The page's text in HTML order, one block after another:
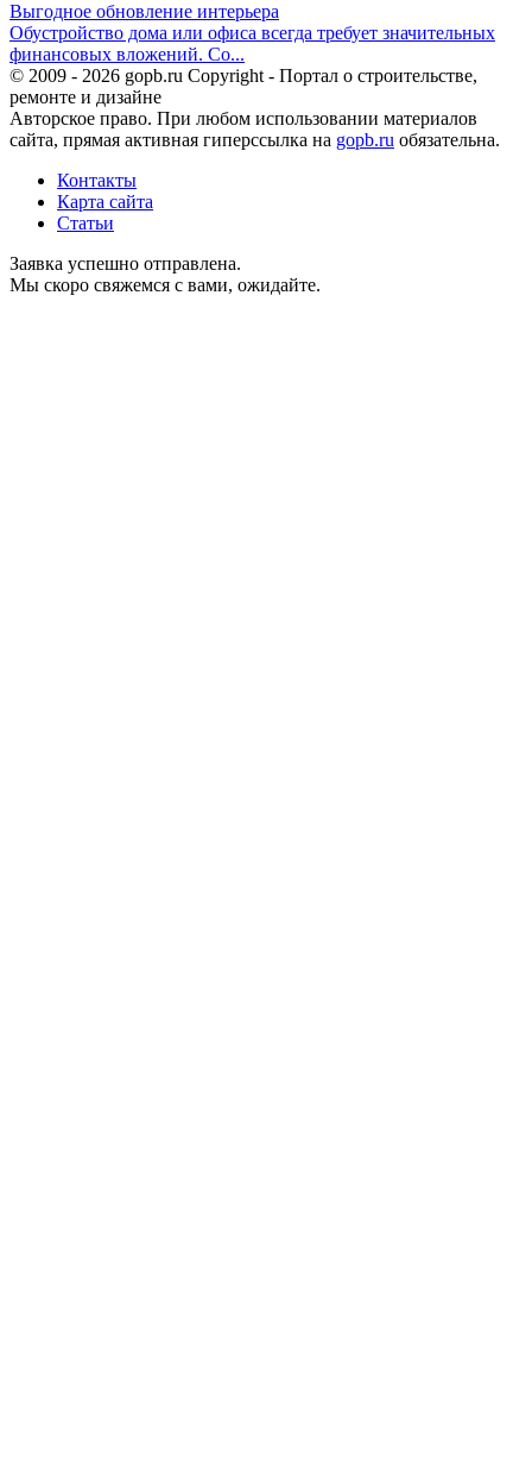
Выгодное обновление интерьера
Обустройство дома или офиса всегда требует значительных
финансовых вложений. Со...
© 2009 - 2026 gopb.ru Copyright - Портал о строительстве,
ремонте и дизайне
Авторское право. При любом использовании материалов
сайта, прямая активная гиперссылка на gopb.ru обязательна.
Контакты
Карта сайта
Статьи
Заявка успешно отправлена.
Мы скоро свяжемся с вами, ожидайте.